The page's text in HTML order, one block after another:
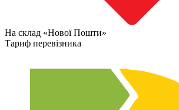
На склад «Нової Пошти»
Тариф перевізника